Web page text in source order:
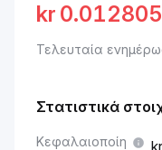
kr
Τελευταία
Στατιστικά
Κεφαλαιοποίη